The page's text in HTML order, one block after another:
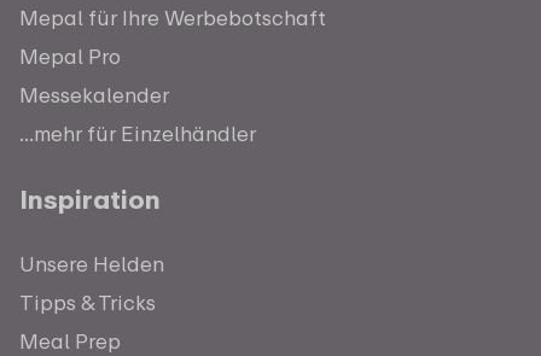
Mepal für Ihre Werbebotschaft
Mepal Pro
Messekalender
...mehr für Einzelhändler
Inspiration
Unsere Helden
Tipps & Tricks
Meal Prep